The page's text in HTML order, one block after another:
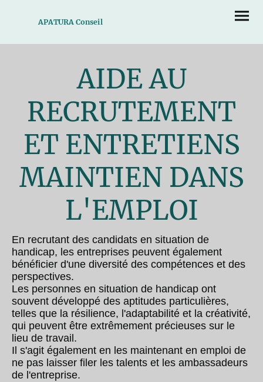
APATURA Conseil
AIDE AU
RECRUTEMENT
ET ENTRETIENS
MAINTIEN DANS
L'EMPLOI
En recrutant des candidats en situation de
handicap, les entreprises peuvent également
bénéficier d'une diversité des compétences et des
perspectives.
Les personnes en situation de handicap ont
souvent développé des aptitudes particulières,
telles que la résilience, l'adaptabilité et la créativité,
qui peuvent être extrêmement précieuses sur le
lieu de travail.
Il s'agit également en les maintenant en emploi de
ne pas laisser filer les talents et les ambassadeurs
de l'entreprise.